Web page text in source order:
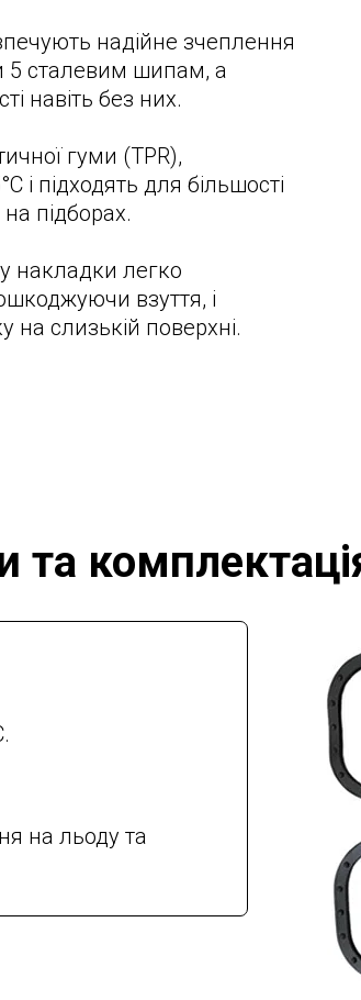
надійне зчеплення
5 сталевим шипам, а
навіть без них.
гуми (TPR),
і підходять для більшості
підборах.
накладки легко
взуття, і
на слизькій поверхні.
та
на льоду та